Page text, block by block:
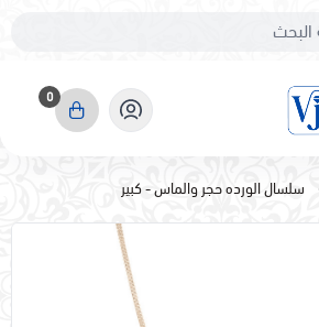
0
سلسال الورده حجر والماس - كبير